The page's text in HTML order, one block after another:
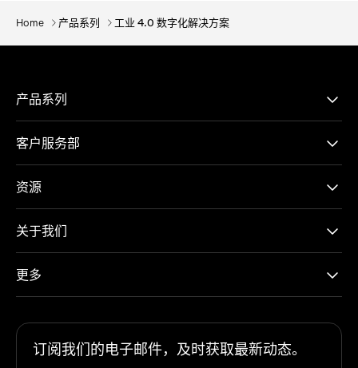
Home 产品系列 工业 4.0 数字化解决方案
产品系列
客户服务部
资源
关于我们
更多
订阅我们的电子邮件，及时获取最新动态。